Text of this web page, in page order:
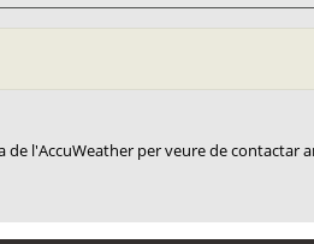
l'AccuWeather per veure de contactar